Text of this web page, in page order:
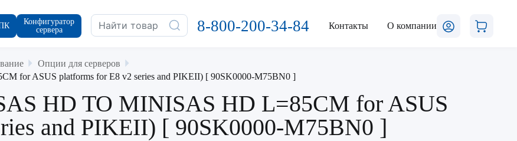
Конфигуратор
сервера
8-800-200-34-84 Контакты О компании
Опции для серверов
for ASUS platforms for E8 v2 series and PIKEII) [ 90SK0000-M75BN0 ]
HD TO MINISAS HD L=85CM for ASUS
and PIKEII) [ 90SK0000-M75BN0 ]